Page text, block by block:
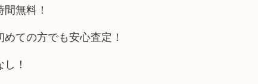
無料！
ての方でも安心査定！
！